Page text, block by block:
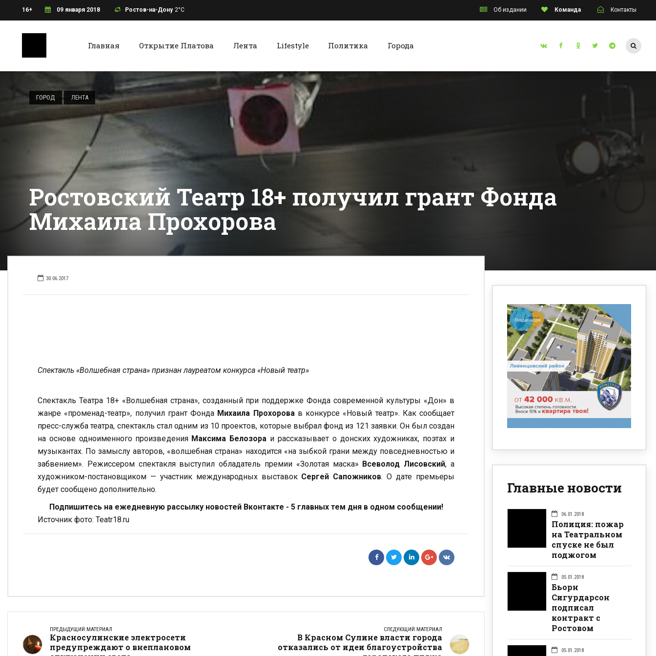
16+ 09 января 2018 Ростов-на-Дону 2°C Об издании Команда Контакты
Главная Открытие Платова Лента Lifestyle Политика Города
Ростовчане
жалуются на
отказ торговых
сетей принимать
новые купюры
Все новости Ростова-на-Дону
Батайск
Стала известна
программа
праздничных
мероприятий в
Батайске
Все новости Батайска
отделения
женщина удивила
Ростовской
ГОРОД ЛЕНТА
Ростовский Театр 18+ получил грант Фонда
Михаила Прохорова
30.06.2017
Спектакль «Волшебная страна» признан лауреатом конкурса «Новый театр»
Спектакль Театра 18+ «Волшебная страна», созданный при поддержке Фонда современной культуры «Дон» в
жанре «променад-театр», получил грант Фонда Михаила Прохоровав конкурсе «Новый театр». Как сообщает
пресс-служба театра, спектакль стал одним из 10 проектов, которые выбрал фонд из 121 заявки. Он был создан
на основе одноименного произведения Максима Белозора и рассказывает о донских художниках, поэтах и
музыкантах. По замыслу авторов, «волшебная страна» находится «на зыбкой грани между повседневностью и
забвением». Режиссером спектакля выступил обладатель премии «Золотая маска» Всеволод Лисовский, а
художником-постановщиком — участник международных выставок Сергей Сапожников. О дате премьеры
будет сообщено дополнительно.
Подпишитесь на ежедневную рассылку новостей Вконтакте - 5 главных тем дня в одном сообщении!
Источник фото: Teatr18.ru
ПРЕДЫДУЩИЙ МАТЕРИАЛ
Красносулинские электросети
предупреждают о внеплановом
СЛЕДУЮЩИЙ МАТЕРИАЛ
В Красном Сулине власти города
отказались от идеи благоустройства
Главные новости
06.01.2018
Полиция: пожар
на Театральном
спуске не был
поджогом
05.01.2018
Бьорн
Сигурдарсон
подписал
контракт с
Ростовом
05.01.2018